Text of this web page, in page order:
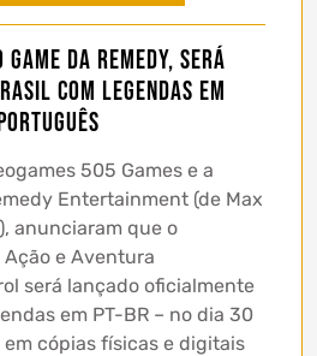
game da Remedy, será
com legendas em
505 Games e a
Entertainment (de Max
anunciaram que o
e Aventura
será lançado oficialmente
em PT-BR – no dia 30
em cópias físicas e digitais